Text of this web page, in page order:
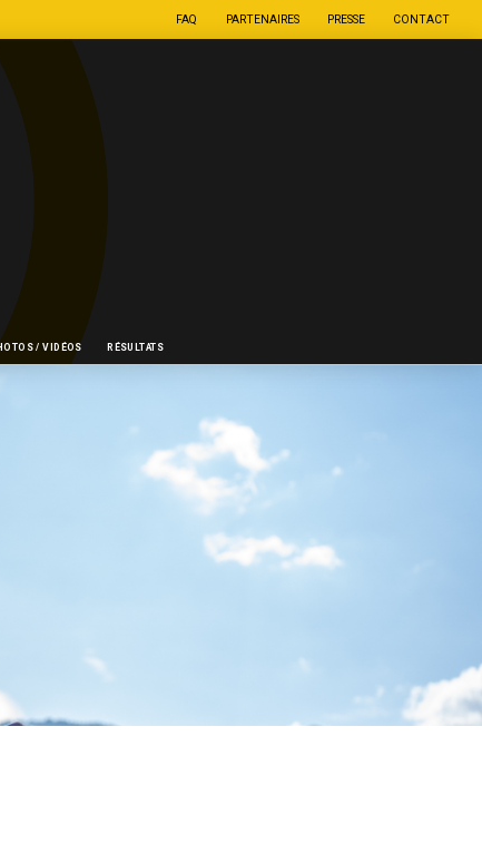
FAQ PARTENAIRES PRESSE CONTACT
/ VIDÉOS RÉSULTATS